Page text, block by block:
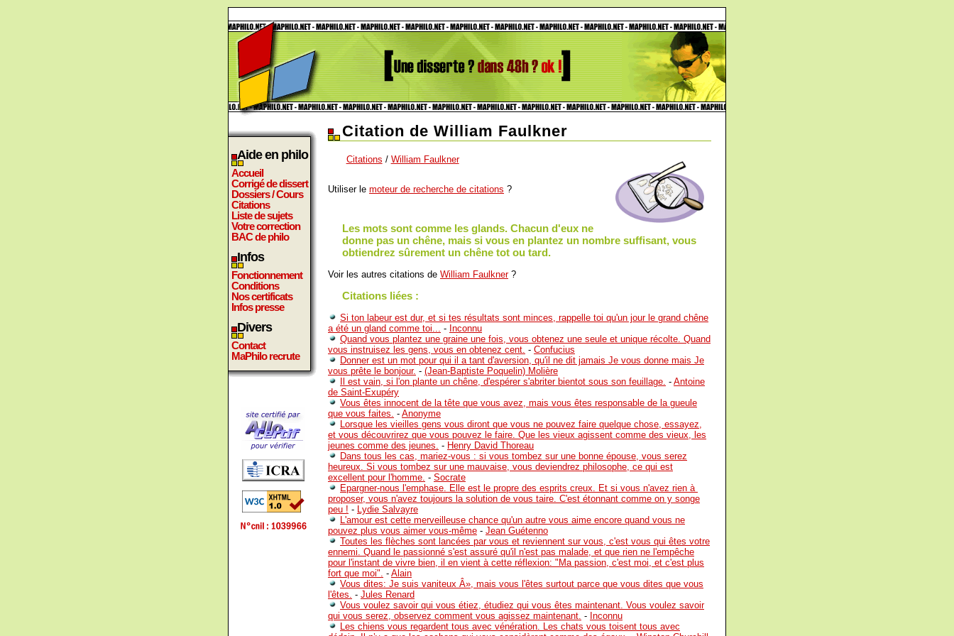
Aide en philo
Accueil
Corrigé de dissert
Dossiers / Cours
Citations
Liste de sujets
Votre correction
BAC de philo
Infos
Fonctionnement
Conditions
Nos certificats
Infos presse
Divers
Contact
MaPhilo recrute
Citation de William Faulkner
Citations / William Faulkner
Utiliser le moteur de recherche de citations ?
Les mots sont comme les glands. Chacun d'eux ne
donne pas un chêne, mais si vous en plantez un nombre suffisant, vous
obtiendrez sûrement un chêne tot ou tard.
Voir les autres citations de William Faulkner?
Citations liées :
Si ton labeur est dur, et si tes résultats sont minces, rappelle toi qu'un jour le grand chêne
a été un gland comme toi... - Inconnu
Quand vous plantez une graine une fois, vous obtenez une seule et unique récolte. Quand
vous instruisez les gens, vous en obtenez cent. - Confucius
Donner est un mot pour qui il a tant d'aversion, qu'il ne dit jamais Je vous donne mais Je
vous prête le bonjour. - (Jean-Baptiste Poquelin) Molière
Il est vain, si l'on plante un chêne, d'espérer s'abriter bientot sous son feuillage. - Antoine
de Saint-Exupéry
Vous êtes innocent de la tête que vous avez, mais vous êtes responsable de la gueule
que vous faites. - Anonyme
Lorsque les vieilles gens vous diront que vous ne pouvez faire quelque chose, essayez,
et vous découvrirez que vous pouvez le faire. Que les vieux agissent comme des vieux, les
jeunes comme des jeunes. - Henry David Thoreau
Dans tous les cas, mariez-vous : si vous tombez sur une bonne épouse, vous serez
heureux. Si vous tombez sur une mauvaise, vous deviendrez philosophe, ce qui est
excellent pour l'homme. - Socrate
Epargner-nous l'emphase. Elle est le propre des esprits creux. Et si vous n'avez rien à
proposer, vous n'avez toujours la solution de vous taire. C'est étonnant comme on y songe
peu ! - Lydie Salvayre
L'amour est cette merveilleuse chance qu'un autre vous aime encore quand vous ne
pouvez plus vous aimer vous-même - Jean Guétenno
Toutes les flèches sont lancées par vous et reviennent sur vous, c'est vous qui êtes votre
ennemi. Quand le passionné s'est assuré qu'il n'est pas malade, et que rien ne l'empêche
pour l'instant de vivre bien, il en vient à cette réflexion: "Ma passion, c'est moi, et c'est plus
fort que moi". - Alain
Vous dites: Je suis vaniteux Â», mais vous l'êtes surtout parce que vous dites que vous
l'êtes. - Jules Renard
Vous voulez savoir qui vous étiez, étudiez qui vous êtes maintenant. Vous voulez savoir
qui vous serez, observez comment vous agissez maintenant. - Inconnu
Les chiens vous regardent tous avec vénération. Les chats vous toisent tous avec